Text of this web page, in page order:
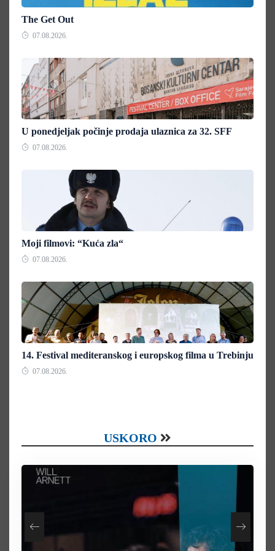
The Get Out
07.08.2026.
U ponedjeljak počinje prodaja ulaznica za 32. SFF
07.08.2026.
Moji filmovi: “Kuća zla“
07.08.2026.
14. Festival mediteranskog i europskog filma u Trebinju
07.08.2026.
USKORO